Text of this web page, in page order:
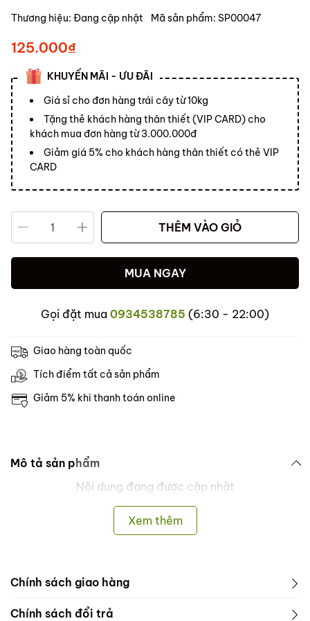
Thương hiệu: Đang cập nhật Mã sản phẩm: SP00047
125.000₫
KHUYẾN MÃI - ƯU ĐÃI
Giá sỉ cho đơn hàng trái cây từ 10kg
Tặng thẻ khách hàng thân thiết (VIP CARD) cho
khách mua đơn hàng từ 3.000.000đ
Giảm giá 5% cho khách hàng thân thiết có thẻ VIP
CARD
THÊM VÀO GIỎ
MUA NGAY
Gọi đặt mua 0934538785 (6:30 - 22:00)
Giao hàng toàn quốc
Tích điểm tất cả sản phẩm
Giảm 5% khi thanh toán online
Mô tả sản phẩm
Nội dung đang được cập nhật
Xem thêm
Chính sách giao hàng
Dưới đây là các thông tin về Chính sách bảo mật -
Chính sách đổi trả